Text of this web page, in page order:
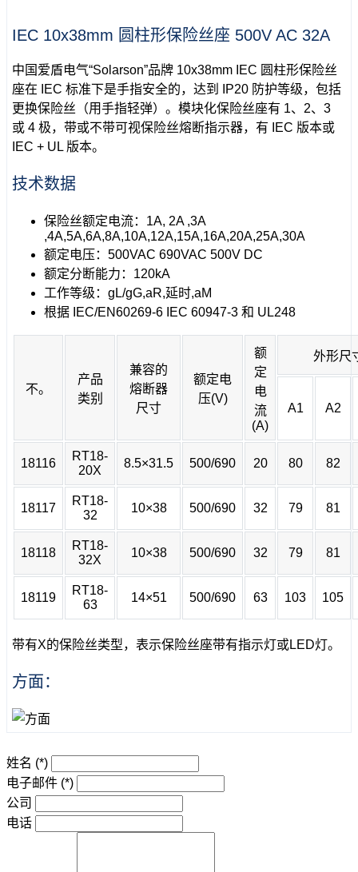
IEC 10x38mm 圆柱形保险丝座 500V AC 32A
中国爱盾电气“Solarson”品牌 10x38mm IEC 圆柱形保险丝
座在 IEC 标准下是手指安全的，达到 IP20 防护等级，包括
更换保险丝（用手指轻弹）。模块化保险丝座有 1、2、3
或 4 极，带或不带可视保险丝熔断指示器，有 IEC 版本或
IEC + UL 版本。
技术数据
保险丝额定电流：1A, 2A ,3A
,4A,5A,6A,8A,10A,12A,15A,16A,20A,25A,30A
额定电压：500VAC 690VAC 500V DC
额定分断能力：120kA
工作等级：gL/gG,aR,延时,aM
根据 IEC/EN60269-6 IEC 60947-3 和 UL248
不。
产品
类别
兼容的
熔断器
尺寸
额定电
压(V)
额
定
电
流
(A)
外形尺
A1 A2
18116
RT18-
20X
8.5×31.5 500/690 20 80 82
18117
RT18-
32
10×38 500/690 32 79 81
18118
RT18-
32X
10×38 500/690 32 79 81
18119
RT18-
63
14×51 500/690 63 103 105
带有X的保险丝类型，表示保险丝座带有指示灯或LED灯。
方面：
姓名 (*)
电子邮件 (*)
公司
电话